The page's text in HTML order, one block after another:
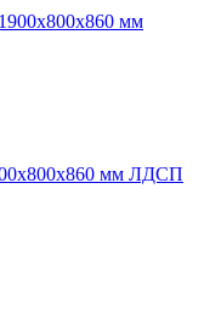
мм ЛДСП